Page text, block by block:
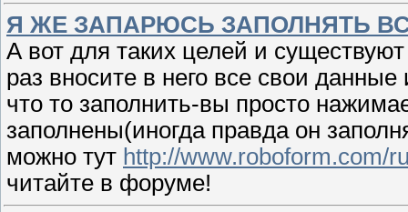
Я ЖЕ ЗАПАРЮСЬ ЗАПОЛНЯТЬ
А вот для таких целей и
раз вносите в него все свои
что то заполнить-вы просто
заполнены(иногда правда он
можно тут http://www.roboform.com/
читайте в форуме!